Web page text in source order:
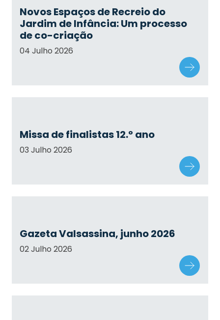
Novos Espaços de Recreio do
Jardim de Infância: Um processo
de co-criação
04 Julho 2026
Missa de finalistas 12.º ano
03 Julho 2026
Gazeta Valsassina, junho 2026
02 Julho 2026